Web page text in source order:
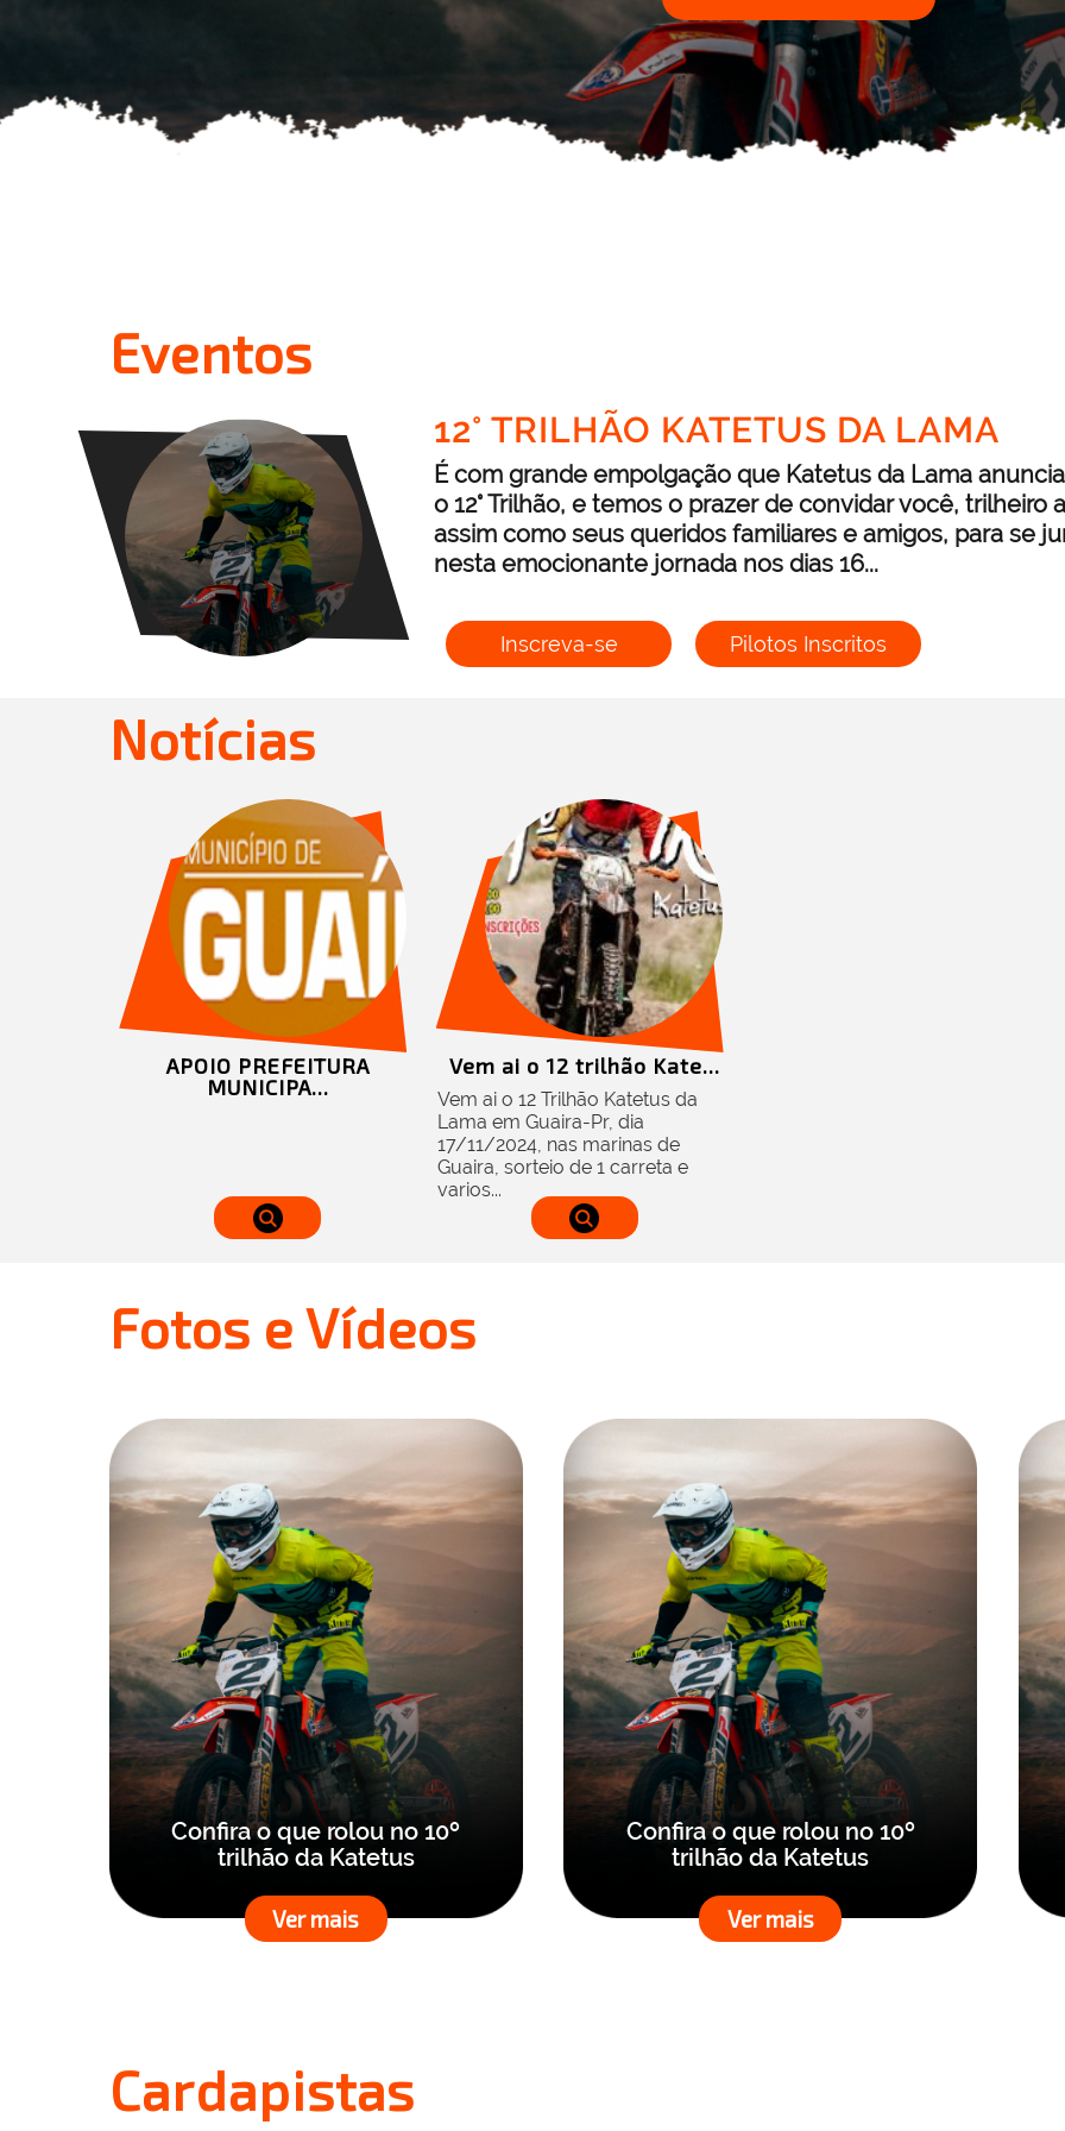
Eventos
12° TRILHÃO KATETUS DA LAMA
É com grande empolgação que Katetus da Lama
o 12° Trilhão, e temos o prazer de convidar você, trilheiro
assim como seus queridos familiares e amigos, para se
nesta emocionante jornada nos dias 16...
Inscreva-se Pilotos Inscritos
Notícias
APOIO PREFEITURA
MUNICIPA...
Vem ai o 12 trilhão Kate...
Vem ai o 12 Trilhão Katetus da
Lama em Guaira-Pr, dia
17/11/2024, nas marinas de
Guaira, sorteio de 1 carreta e
varios...
Fotos e Vídeos
Confira o que rolou no 10º
trilhão da Katetus
Ver mais
Confira o que rolou no 10º
trilhão da Katetus
Ver mais
Cardapistas